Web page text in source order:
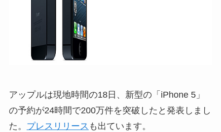
アップルは現地時間の18日、新型の「iPhone 5」
の予約が24時間で200万件を突破したと発表しまし
た。 プレスリリース も出ています。